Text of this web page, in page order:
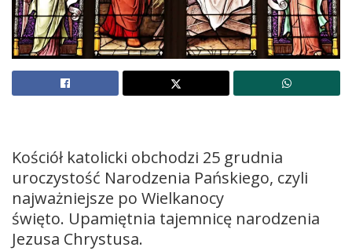
Kościół katolicki obchodzi 25 grudnia
uroczystość Narodzenia Pańskiego, czyli
najważniejsze po Wielkanocy
święto. Upamiętnia tajemnicę narodzenia
Jezusa Chrystusa.